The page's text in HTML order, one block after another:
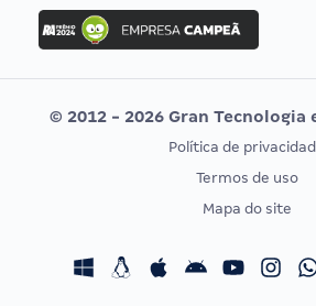
Concurso Ibama
Concurso MPU
Editais publicados
Vunesp
CONCURSOS POR PROFISSÃO
Concursos Fiscais
EXAME
© 2012 - 2026 Gran Tecnologia
Política de
Termos de uso
Mapa do site